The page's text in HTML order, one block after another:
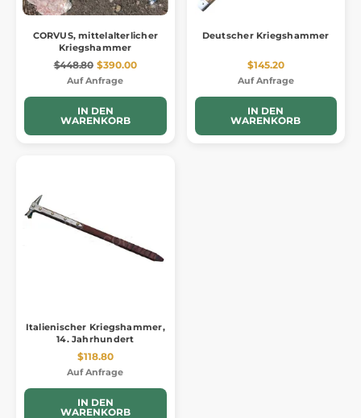
CORVUS, mittelalterlicher
Kriegshammer
$448.80 $390.00
Auf Anfrage
IN DEN
WARENKORB
Deutscher Kriegshammer
$145.20
Auf Anfrage
IN DEN
WARENKORB
Italienischer Kriegshammer,
14. Jahrhundert
$118.80
Auf Anfrage
IN DEN
WARENKORB